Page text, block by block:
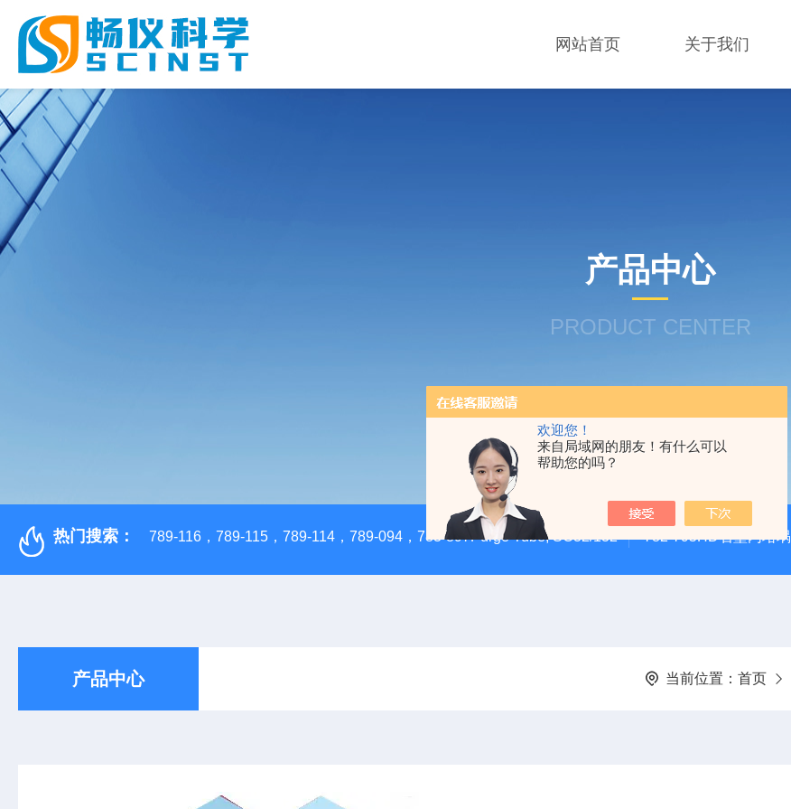
欢迎您！
来自局域网的朋友！有什么可以
帮助您的吗？
网站首页 关于我们
产品中心
PRODUCT CENTER
热门搜索： 789-116，789-115，789-114，789-094，783-897Purge Tube, SC32/132 782-795HD石墨内坩埚
产品中心 当前位置： 首页